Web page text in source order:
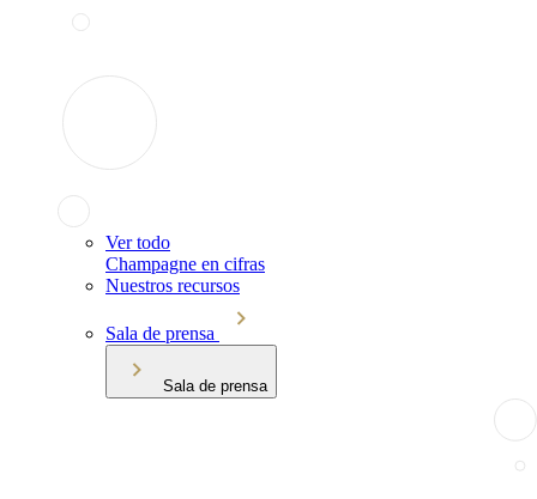
Ver todo
Champagne en cifras
Nuestros recursos
Sala de prensa
Sala de prensa